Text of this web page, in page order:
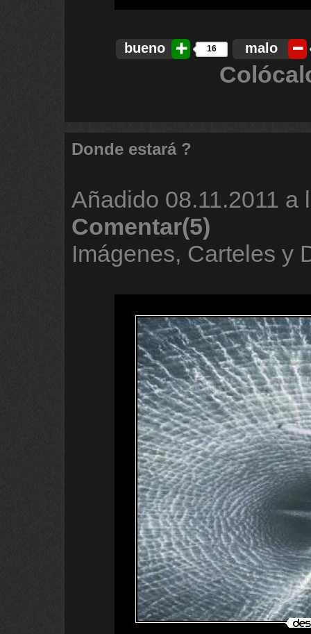
bueno 16 malo
Donde estará ?
Añadido 08.11.2011 a
Comentar(5)
Imágenes, Carteles y